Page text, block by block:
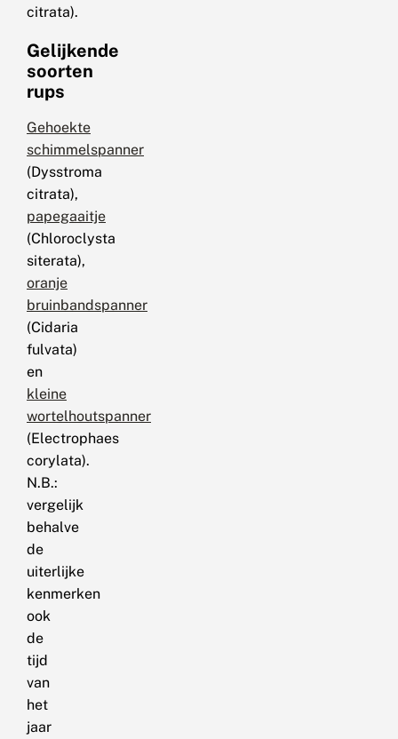
citrata).
Gelijkende
soorten
rups
Gehoekte
schimmelspanner
(Dysstroma
citrata),
papegaaitje
(Chloroclysta
siterata),
oranje
bruinbandspanner
(Cidaria
fulvata)
en
kleine
wortelhoutspanner
(Electrophaes
corylata).
N.B.:
vergelijk
behalve
de
uiterlijke
kenmerken
ook
de
tijd
van
het
jaar